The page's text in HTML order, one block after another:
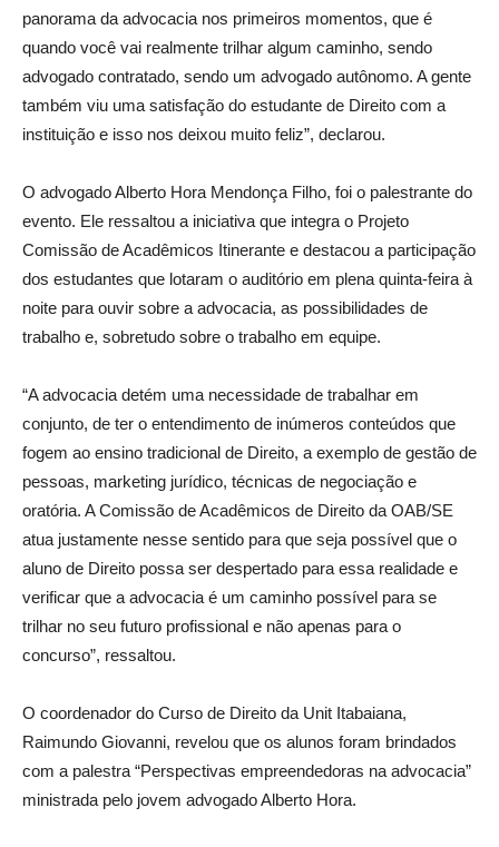
panorama da advocacia nos primeiros momentos, que é
quando você vai realmente trilhar algum caminho, sendo
advogado contratado, sendo um advogado autônomo. A gente
também viu uma satisfação do estudante de Direito com a
instituição e isso nos deixou muito feliz”, declarou.
O advogado Alberto Hora Mendonça Filho, foi o palestrante do
evento. Ele ressaltou a iniciativa que integra o Projeto
Comissão de Acadêmicos Itinerante e destacou a participação
dos estudantes que lotaram o auditório em plena quinta-feira à
noite para ouvir sobre a advocacia, as possibilidades de
trabalho e, sobretudo sobre o trabalho em equipe.
“A advocacia detém uma necessidade de trabalhar em
conjunto, de ter o entendimento de inúmeros conteúdos que
fogem ao ensino tradicional de Direito, a exemplo de gestão de
pessoas, marketing jurídico, técnicas de negociação e
oratória. A Comissão de Acadêmicos de Direito da OAB/SE
atua justamente nesse sentido para que seja possível que o
aluno de Direito possa ser despertado para essa realidade e
verificar que a advocacia é um caminho possível para se
trilhar no seu futuro profissional e não apenas para o
concurso”, ressaltou.
O coordenador do Curso de Direito da Unit Itabaiana,
Raimundo Giovanni, revelou que os alunos foram brindados
com a palestra “Perspectivas empreendedoras na advocacia”
ministrada pelo jovem advogado Alberto Hora.